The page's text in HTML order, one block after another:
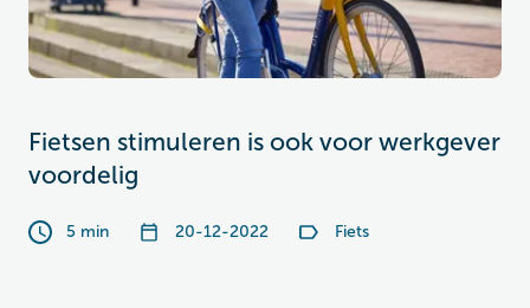
Fietsen stimuleren is ook voor werkgever
voordelig
5 min 20-12-2022 Fiets